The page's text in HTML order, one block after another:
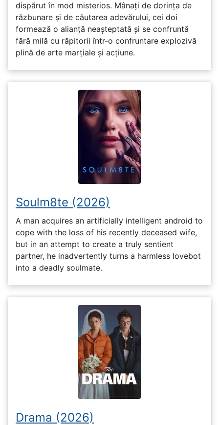
dispărut în mod misterios. Mânați de dorința de
răzbunare și de căutarea adevărului, cei doi
formează o alianță neașteptată și se confruntă
fără milă cu răpitorii într-o confruntare explozivă
plină de arte marțiale și acțiune.
Soulm8te (2026)
A man acquires an artificially intelligent android to
cope with the loss of his recently deceased wife,
but in an attempt to create a truly sentient
partner, he inadvertently turns a harmless lovebot
into a deadly soulmate.
Drama (2026)